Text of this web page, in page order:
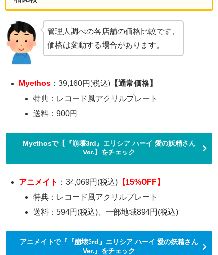
管理人調べの各店舗の価格比較です。
価格は変動する場合があります。
Myethos ：39,160円(税込) 【通常価格】
特典：レコード風アクリルプレート
送料：900円
Myethosで【『崩壊3rd』エリシア ハーイ 愛の妖精さん
Ver.】をチェック
アニメイト ：34,069円(税込) 【15%OFF】
特典：レコード風アクリルプレート
送料：594円(税込)、一部地域894円(税込)
アニメイトで『『崩壊3rd』エリシア ハーイ 愛の妖精さん
Ver.』をチェック